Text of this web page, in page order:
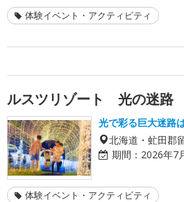
体験イベント・アクティビティ
ルスツリゾート 光の迷路
光で彩る巨大迷路
北海道・虻田郡
期間： 2026年7
体験イベント・アクティビティ